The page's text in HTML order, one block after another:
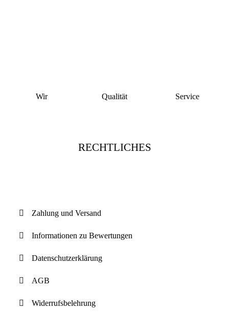
Wir Qualität Service
RECHTLICHES
Zahlung und Versand
Informationen zu Bewertungen
Datenschutzerklärung
AGB
Widerrufsbelehrung